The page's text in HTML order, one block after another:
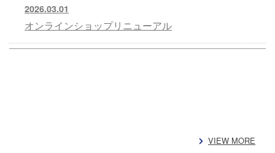
2026.03.01
オンラインショップリニューアル
VIEW MORE